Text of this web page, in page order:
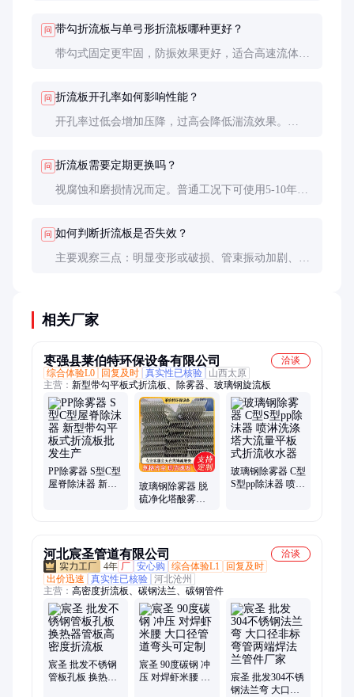
考虑。
问 带勾折流板与单弓形折流板哪种更好？
带勾式固定更牢固，防振效果更好，适合高速流体。
问 折流板开孔率如何影响性能？
开孔率过低会增加压降，过高会降低湍流效果。
问 折流板需要定期更换吗？
视腐蚀和磨损情况而定。普通工况下可使用5-10年。
问 如何判断折流板是否失效？
主要观察三点：明显变形或破损、管束振动加剧、传
相关厂家
枣强县莱伯特环保设备有限公司
洽谈
综合体验L0
回复及时 真实性已核验
山西太原
主营： 新型带勾平板式折流板、除雾器、玻璃钢旋流板
PP除雾器 S型C型
屋脊除沫器 新型
玻璃钢除雾器 脱
硫净化塔酸雾处
玻璃钢除雾器 C型
S型pp除沫器 喷淋
河北宸圣管道有限公司
洽谈
4年 厂 安心购 综合体验L1
回复及时
出价迅速
真实性已核验 河北沧州
主营： 高密度折流板、碳钢法兰、碳钢管件
宸圣 批发不锈钢
管板孔板 换热器
宸圣 90度碳钢 冲
压 对焊虾米腰 大
宸圣 批发304不锈
钢法兰弯 大口径